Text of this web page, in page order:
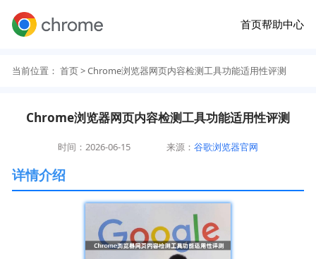
首页帮助中心
当前位置： 首页> Chrome浏览器网页内容检测工具功能适用性评测
Chrome浏览器网页内容检测工具功能适用性评测
时间：2026-06-15 来源：谷歌浏览器官网
详情介绍